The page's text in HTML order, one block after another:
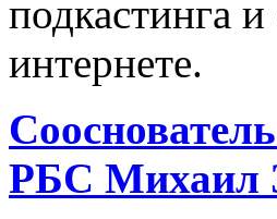
подкастинга
интернете.
РБС Михаил